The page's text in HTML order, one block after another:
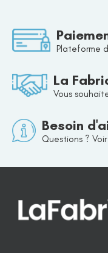
Plateforme
La
Vous
Besoin
Questions ?